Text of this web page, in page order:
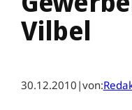
Vilbel
30.12.2010 |von: